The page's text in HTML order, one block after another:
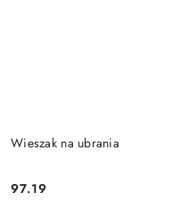
Wieszak na ubrania
Cena:
97.19